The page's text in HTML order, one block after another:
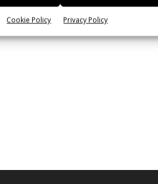
Cookie Policy Privacy Policy